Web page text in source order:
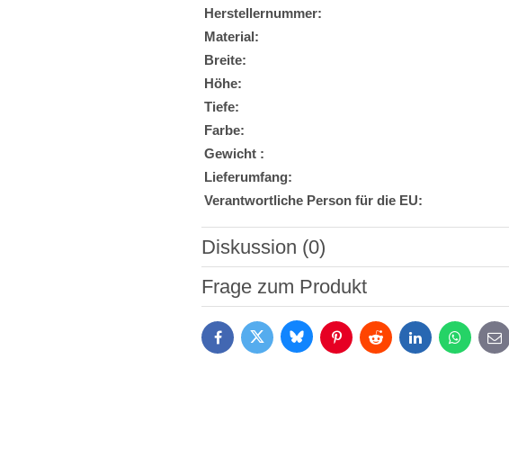
Herstellernummer:
Material:
Breite:
Höhe:
Tiefe:
Farbe:
Gewicht :
Lieferumfang:
Verantwortliche Person für die EU:
Diskussion (0)
Neuer Kommentar
Frage zum Produkt
FacebookTwitter BlueskyPinterestReddit LinkedInWhatsApp
E-
mail